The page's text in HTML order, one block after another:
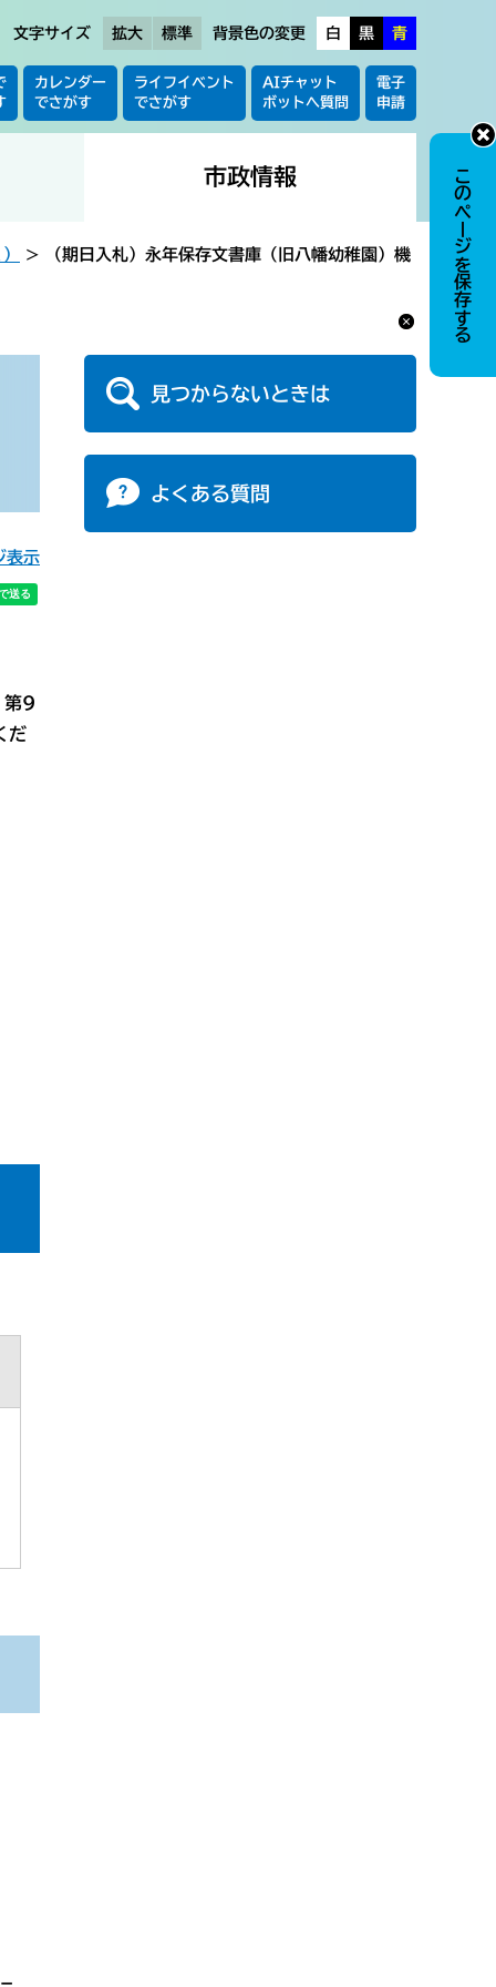
文字サイズ 拡大 標準 背景色の変更 白 黒 青
カレンダー
でさがす
ライフイベント
でさがす
AIチャット
ボットへ質問
電子
申請
市政情報
> （期日入札）永年保存文書庫（旧八幡幼稚園）機
表示
第9
だ
見つからないときは
よくある質問
このページを保存する